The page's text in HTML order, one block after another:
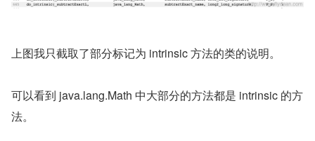
上图我只截取了部分标记为 intrinsic 方法的类的说明。
可以看到 java.lang.Math 中大部分的方法都是 intrinsic 的方
法。